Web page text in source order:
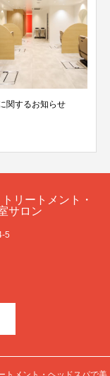
関するお知らせ
5